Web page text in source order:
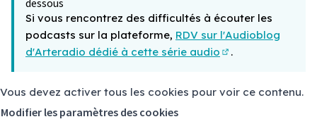
dessous
Si vous rencontrez des difficultés à écouter les
podcasts sur la plateforme, RDV sur l'Audioblog
d'Arteradio dédié à cette série audio
.
Vous devez activer tous les cookies pour voir ce contenu.
Modifier les paramètres des cookies